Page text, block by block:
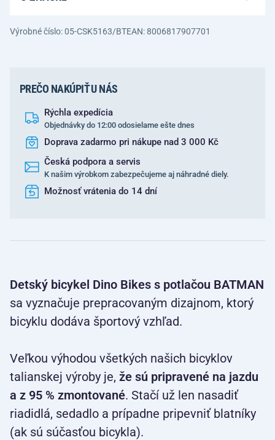
Výrobné číslo: 05-CSK5163/BTEAN: 8006817907701
PREČO NAKÚPIŤ U NÁS
Rýchla expedícia
Objednávky do 12:00 odosielame ešte dnes
Doprava zadarmo pri nákupe nad 3 000 Kč
Česká podpora a servis
K našim výrobkom zabezpečujeme aj náhradné diely.
Možnosť vrátenia do 14 dní
Detský bicykel Dino Bikes s potlačou BATMAN
sa vyznačuje prepracovaným dizajnom, ktorý
bicyklu dodáva športový vzhľad.
Veľkou výhodou všetkých našich bicyklov
talianskej výroby je, že sú pripravené na jazdu
a z 95 % zmontované. Stačí už len nasadiť
riadidlá, sedadlo a prípadne pripevniť blatníky
(ak sú súčasťou bicykla).